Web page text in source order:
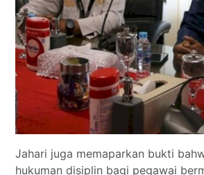
Jahari juga memaparkan bukti
hukuman disiplin bagi pegawai